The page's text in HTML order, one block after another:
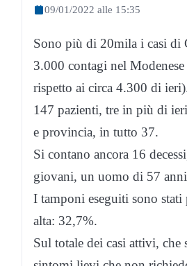
09/01/2022 alle 15:35
Sono più di 20mila i casi di
3.000 contagi nel
rispetto ai circa 4.300 di
147 pazienti, tre in più di
e provincia, in tutto 37.
Si contano ancora 16
giovani, un uomo di 57
I tamponi eseguiti sono
alta: 32,7%.
Sul totale dei casi attivi,